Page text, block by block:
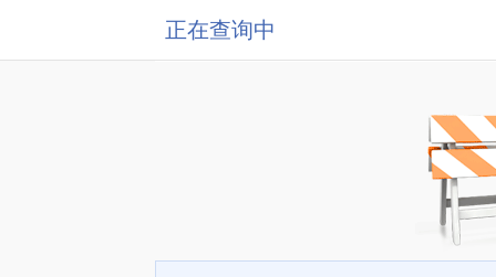
正在查询中